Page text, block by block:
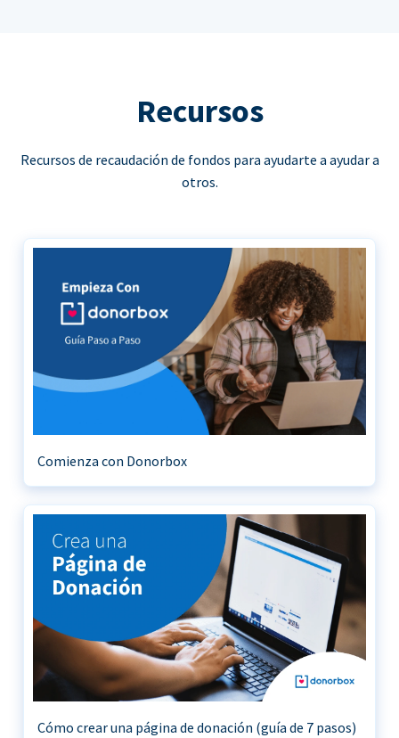
Recursos
Recursos de recaudación de fondos para ayudarte a ayudar a
otros.
Comienza con Donorbox
Cómo crear una página de donación (guía de 7 pasos)